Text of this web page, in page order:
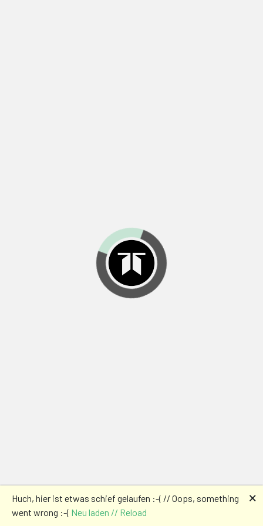
Huch, hier ist etwas schief gelaufen :-( // Oops, something
went wrong :-( Neu laden // Reload
🗙